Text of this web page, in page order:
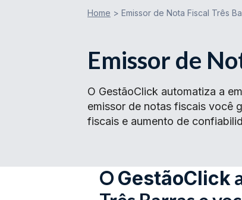
Home > Emissor de Nota Fiscal Três
Emissor de
O GestãoClick automatiza a
emissor de notas fiscais você
fiscais e aumento de
O GestãoClick